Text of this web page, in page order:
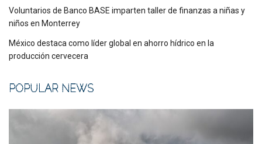
Voluntarios de Banco BASE imparten taller de finanzas a niñas y
niños en Monterrey
México destaca como líder global en ahorro hídrico en la
producción cervecera
POPULAR NEWS